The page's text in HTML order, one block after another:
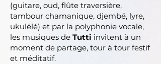
(guitare, oud, flûte traversière,
tambour chamanique, djembé, lyre,
ukulélé) et par la polyphonie vocale,
les musiques de Tutti invitent à un
moment de partage, tour à tour festif
et méditatif.